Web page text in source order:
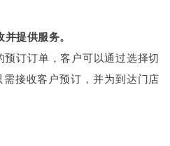
提供服务。
订订单，客户可以通过选择切
接收客户预订，并为到达门店